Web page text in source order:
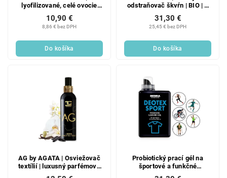
lyofilizované, celé ovocie
sušené mrazom | 50 g
8,86 € bez DPH
10,90 €
Do košíka
odstraňovač škvŕn | BIO | 7
bioenzýmov novej generácie
& dvojité použitie | 1500 ml
25,45 € bez DPH
31,30 €
Do košíka
AG by AGATA | Osviežovač
textílií | luxusný parfémový
Probiotický prací gél na
športové a funkčné